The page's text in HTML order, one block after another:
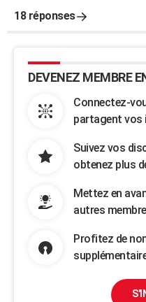
18 réponses
DEVENEZ MEMBRE
Connectez-
partagent vos
Suivez vos
obtenez plus
Mettez en
autres
Profitez de